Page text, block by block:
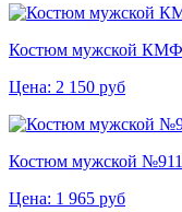
Костюм мужской КМФ
Цена: 2 150 руб
Костюм мужской №911
Цена: 1 965 руб